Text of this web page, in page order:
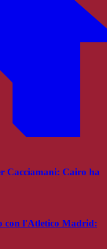
Cacciamani: Cairo ha
con l'Atletico Madrid: